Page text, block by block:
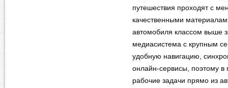
путешествия проходят с
качественными
автомобиля классом выше
медиасистема с крупным
удобную навигацию,
онлайн‑сервисы, поэтому в
рабочие задачи прямо из